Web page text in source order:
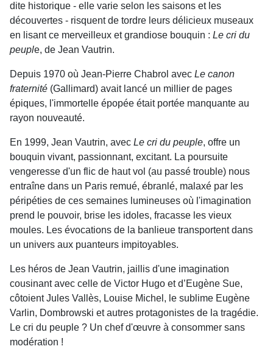
dite historique - elle varie selon les saisons et les
découvertes - risquent de tordre leurs délicieux museaux
en lisant ce merveilleux et grandiose bouquin : Le cri du
peuple, de Jean Vautrin.
Depuis 1970 où Jean-Pierre Chabrol avec Le canon
fraternité (Gallimard) avait lancé un millier de pages
épiques, l'immortelle épopée était portée manquante au
rayon nouveauté.
En 1999, Jean Vautrin, avec Le cri du peuple, offre un
bouquin vivant, passionnant, excitant. La poursuite
vengeresse d'un flic de haut vol (au passé trouble) nous
entraîne dans un Paris remué, ébranlé, malaxé par les
péripéties de ces semaines lumineuses où l'imagination
prend le pouvoir, brise les idoles, fracasse les vieux
moules. Les évocations de la banlieue transportent dans
un univers aux puanteurs impitoyables.
Les héros de Jean Vautrin, jaillis d'une imagination
cousinant avec celle de Victor Hugo et d’Eugène Sue,
côtoient Jules Vallès, Louise Michel, le sublime Eugène
Varlin, Dombrowski et autres protagonistes de la tragédie.
Le cri du peuple ? Un chef d'œuvre à consommer sans
modération !